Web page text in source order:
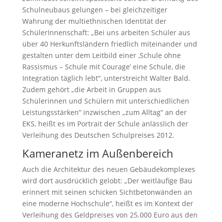
Schulneubaus gelungen – bei gleichzeitiger
Wahrung der multiethnischen Identität der
SchülerInnenschaft: „Bei uns arbeiten Schüler aus
über 40 Herkunftsländern friedlich miteinander und
gestalten unter dem Leitbild einer ‚Schule ohne
Rassismus – Schule mit Courage’ eine Schule, die
Integration täglich lebt“, unterstreicht Walter Bald.
Zudem gehört „die Arbeit in Gruppen aus
Schülerinnen und Schülern mit unterschiedlichen
Leistungsstärken“ inzwischen „zum Alltag“ an der
EKS, heißt es im Portrait der Schule anlässlich der
Verleihung des Deutschen Schulpreises 2012.
Kameranetz im Außenbereich
Auch die Architektur des neuen Gebäudekomplexes
wird dort ausdrücklich gelobt: „Der weitläufige Bau
erinnert mit seinen schicken Sichtbetonwänden an
eine moderne Hochschule“, heißt es im Kontext der
Verleihung des Geldpreises von 25.000 Euro aus den